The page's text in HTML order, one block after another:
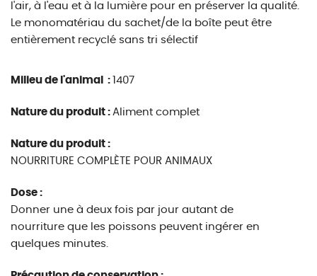
l'air, à l'eau et à la lumière pour en préserver la qualité.
Le monomatériau du sachet/de la boîte peut être
entièrement recyclé sans tri sélectif
Milieu de l'animal : 1407
Nature du produit : Aliment complet
Nature du produit :
NOURRITURE COMPLÈTE POUR ANIMAUX
Dose :
Donner une à deux fois par jour autant de
nourriture que les poissons peuvent ingérer en
quelques minutes.